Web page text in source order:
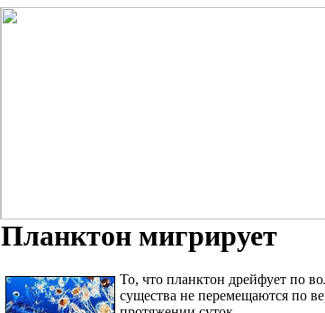
Планктон мигрирует
То, что планктон дрейфует по
существа не перемещаются по